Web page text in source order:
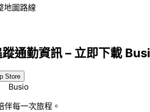
地圖路線
通勤資訊 – 立即下載
Store
Busio
伴每一次旅程。